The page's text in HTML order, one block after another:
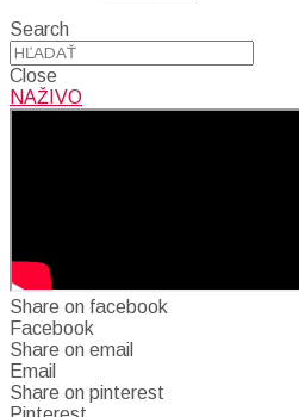
Search
Close
NAŽIVO
Share on facebook
Facebook
Share on email
Email
Share on pinterest